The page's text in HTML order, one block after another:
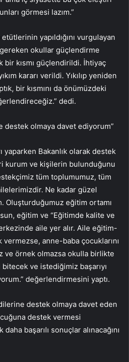
görmesi lazım.”
yapıldığını vurgulayan
okullar güçlendirme
bir kısmı güçlendirildi. İhtiyaç
kararı verildi. Yıkılıp yeniden
bir kısmını da önümüzdeki
dedi.
destek olmaya davet ediyorum”
yaparken Bakanlık olarak destek
kurum ve kişilerin bulunduğunu
tüm toplumumuz, tüm
Ne kadar güzel
Oluşturduğumuz eğitim ortamı
eğitim ve “Eğitimde kalite ve
aile yer alır. Aile eğitim-
anne-baba çocuklarını
ve örnek olmazsa okulla birlikte
ve istediğimiz başarıyı
değerlendirmesini yaptı.
destek olmaya davet eden
destek vermesi
başarılı sonuçlar alınacağını